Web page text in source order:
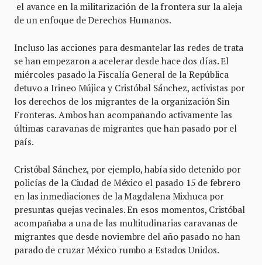
el avance en la militarización de la frontera sur la aleja
de un enfoque de Derechos Humanos.
Incluso las acciones para desmantelar las redes de trata
se han empezaron a acelerar desde hace dos días. El
miércoles pasado la Fiscalía General de la República
detuvo a Irineo Mújica y Cristóbal Sánchez, activistas por
los derechos de los migrantes de la organización Sin
Fronteras. Ambos han acompañando activamente las
últimas caravanas de migrantes que han pasado por el
país.
Cristóbal Sánchez, por ejemplo, había sido detenido por
policías de la Ciudad de México el pasado 15 de febrero
en las inmediaciones de la Magdalena Mixhuca por
presuntas quejas vecinales. En esos momentos, Cristóbal
acompañaba a una de las multitudinarias caravanas de
migrantes que desde noviembre del año pasado no han
parado de cruzar México rumbo a Estados Unidos.